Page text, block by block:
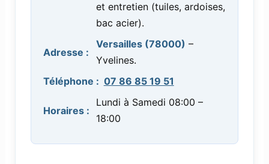
et entretien (tuiles, ardoises,
bac acier).
Adresse :
Versailles (78000) –
Yvelines.
Téléphone : 07 86 85 19 51
Horaires :
Lundi à Samedi 08:00 –
18:00